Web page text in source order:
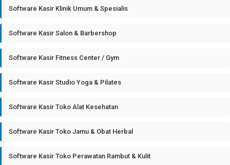
Software Kasir Klinik Umum & Spesialis
Software Kasir Salon & Barbershop
Software Kasir Fitness Center / Gym
Software Kasir Studio Yoga & Pilates
Software Kasir Toko Alat Kesehatan
Software Kasir Toko Jamu & Obat Herbal
Software Kasir Toko Perawatan Rambut & Kulit